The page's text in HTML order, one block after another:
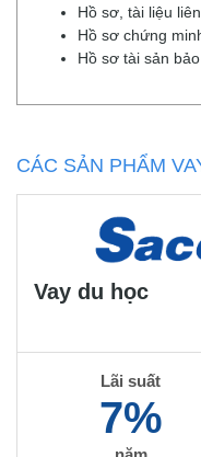
Hồ sơ, tài liệu
Hồ sơ chứng
Hồ sơ tài sản bảo
CÁC SẢN PHẨM
Vay du học
Lãi suất
7%